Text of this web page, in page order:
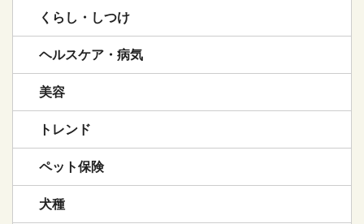
くらし・しつけ
ヘルスケア・病気
美容
トレンド
ペット保険
犬種